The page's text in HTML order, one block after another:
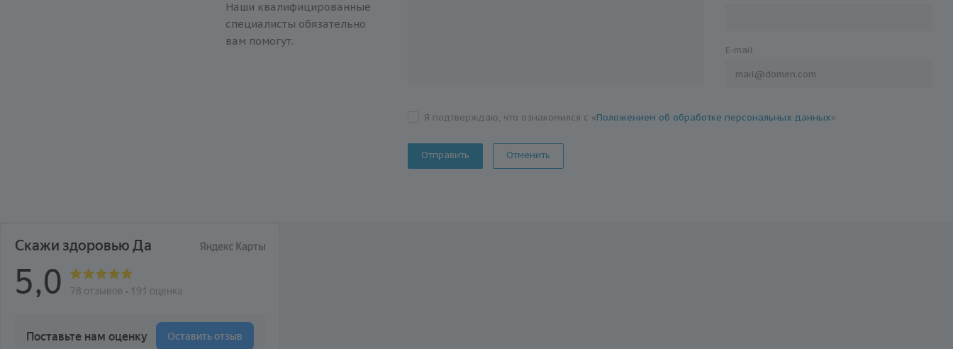
Наши квалифицированные
специалисты обязательно
вам помогут.
E-mail
Я подтверждаю, что ознакомился с «Положением об обработке персональных данных»
Отменить